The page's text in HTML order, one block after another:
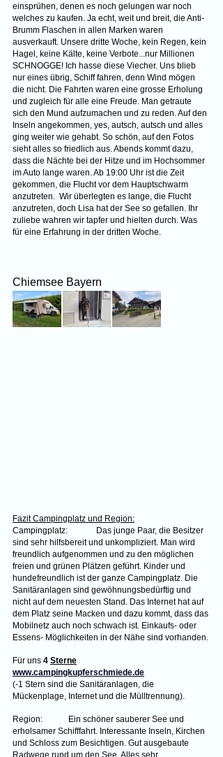
einsprühen, denen es noch gelungen war noch
welches zu kaufen. Ja echt, weit und breit, die Anti-
Brumm Flaschen in allen Marken waren
ausverkauft. Unsere dritte Woche, kein Regen, kein
Hagel, keine Kälte, keine Verbote...nur Millionen
SCHNOGGE! Ich hasse diese Viecher. Uns blieb
nur eines übrig, Schiff fahren, denn Wind mögen
die nicht. Die Fahrten waren eine grosse Erholung
und zugleich für alle eine Freude. Man getraute
sich den Mund aufzumachen und zu reden. Auf den
Inseln angekommen, yes, autsch, autsch und alles
ging weiter wie gehabt. So schön, auf den Fotos
sieht alles so friedlich aus. Abends kommt dazu,
dass die Nächte bei der Hitze und im Hochsommer
im Auto lange waren. Ab 19:00 Uhr ist die Zeit
gekommen, die Flucht vor dem Hauptschwarm
anzutreten.  Wir überlegten es lange, die Flucht
anzutreten, doch Lisa hat der See so gefallen. Ihr
zuliebe wahren wir tapfer und hielten durch. Was
für eine Erfahrung in der dritten Woche.
Chiemsee Bayern
Fazit Campingplatz und Region:
Campingplatz:	Das junge Paar, die Besitzer
sind sehr hilfsbereit und unkompliziert. Man wird
freundlich aufgenommen und zu den möglichen
freien und grünen Plätzen geführt. Kinder und
hundefreundlich ist der ganze Campingplatz. Die
Sanitäranlagen sind gewöhnungsbedürftig und
nicht auf dem neuesten Stand. Das Internet hat auf
dem Platz seine Macken und dazu kommt, dass das
Mobilnetz auch noch schwach ist. Einkaufs- oder
Essens- Möglichkeiten in der Nähe sind vorhanden.
Für uns 4 Sterne
www.campingkupferschmiede.de
(-1 Stern sind die Sanitäranlagen, die
Mückenplage, Internet und die Mülltrennung).
Region:	Ein schöner sauberer See und
erholsamer Schifffahrt. Interessante Inseln, Kirchen
und Schloss zum Besichtigen. Gut ausgebaute
Radwege rund um den See. Alles sehr